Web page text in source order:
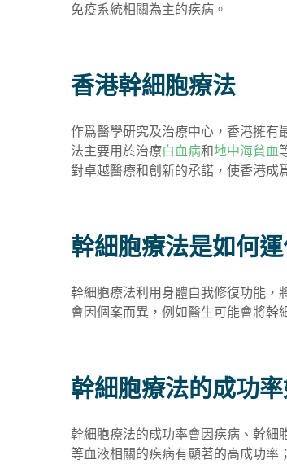
免疫系統相關為主的疾病。
香港幹細胞療法
作爲醫學研究及治療中心，香港擁有
法主要用於治療白血病和地中海貧血
對卓越醫療和創新的承諾，使香港成
幹細胞療法是如何運
幹細胞療法利用身體自我修復功能，
會因個案而異，例如醫生可能會將幹
幹細胞療法的成功率
幹細胞療法的成功率會因疾病、幹細
等血液相關的疾病有顯著的高成功率